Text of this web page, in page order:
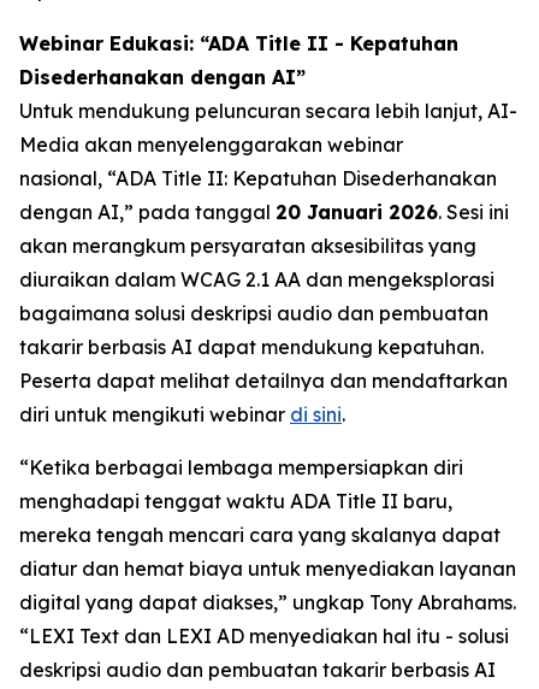
Webinar Edukasi: “ADA Title II - Kepatuhan
Disederhanakan dengan AI”
Untuk mendukung peluncuran secara lebih lanjut, AI-
Media akan menyelenggarakan webinar
nasional, “ADA Title II: Kepatuhan Disederhanakan
dengan AI,” pada tanggal 20 Januari 2026. Sesi ini
akan merangkum persyaratan aksesibilitas yang
diuraikan dalam WCAG 2.1 AA dan mengeksplorasi
bagaimana solusi deskripsi audio dan pembuatan
takarir berbasis AI dapat mendukung kepatuhan.
Peserta dapat melihat detailnya dan mendaftarkan
diri untuk mengikuti webinar di sini.
“Ketika berbagai lembaga mempersiapkan diri
menghadapi tenggat waktu ADA Title II baru,
mereka tengah mencari cara yang skalanya dapat
diatur dan hemat biaya untuk menyediakan layanan
digital yang dapat diakses,” ungkap Tony Abrahams.
“LEXI Text dan LEXI AD menyediakan hal itu - solusi
deskripsi audio dan pembuatan takarir berbasis AI